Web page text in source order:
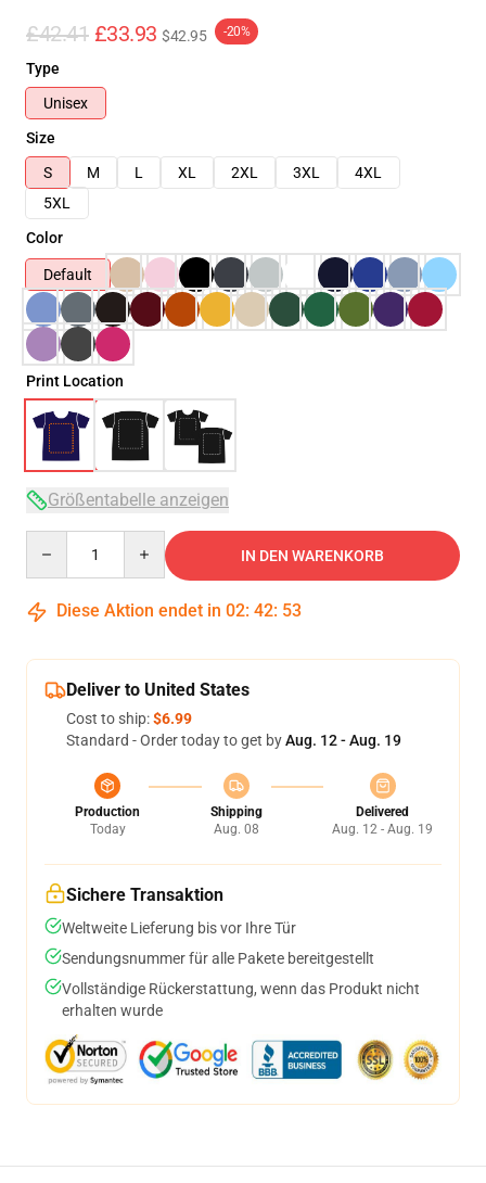
£42.41 £33.93 $42.95 -20%
Type
Unisex
Size
S
M L XL 2XL 3XL
4XL
5XL
Color
Default
Print Location
Größentabelle anzeigen
IN DEN WARENKORB
Diese Aktion endet in 02: 42: 53
Deliver to United States
Cost to ship:$6.99
Standard - Order today to get byAug. 12 - Aug. 19
Production
Today
Shipping
Aug. 08
Delivered
Aug. 12 - Aug. 19
Sichere Transaktion
Weltweite Lieferung bis vor Ihre Tür
Sendungsnummer für alle Pakete bereitgestellt
Vollständige Rückerstattung, wenn das Produkt nicht
erhalten wurde